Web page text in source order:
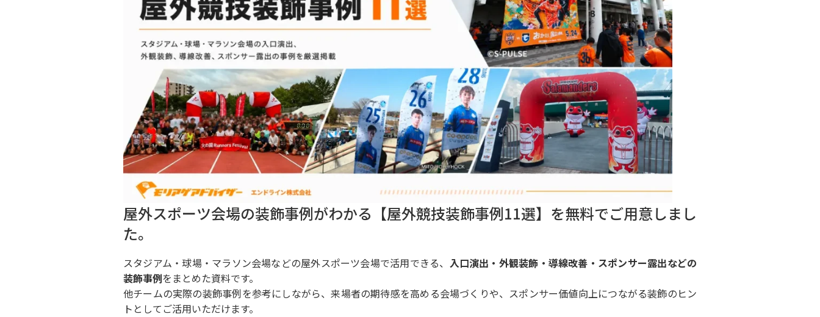
屋外スポーツ会場の装飾事例がわかる【屋外競技装飾事例11選】を無料でご用意しまし
た。
スタジアム・球場・マラソン会場などの屋外スポーツ会場で活用できる、 入口演出・外観装飾・導線改善・スポンサー露出などの
装飾事例をまとめた資料です。
他チームの実際の装飾事例を参考にしながら、来場者の期待感を高める会場づくりや、スポンサー価値向上につながる装飾のヒン
トとしてご活用いただけます。